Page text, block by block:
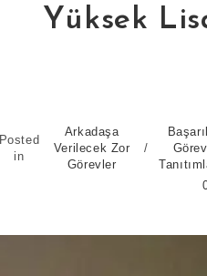
Yüksek
Posted
in
Arkadaşa
Verilecek Zor
Görevler
/
Görev